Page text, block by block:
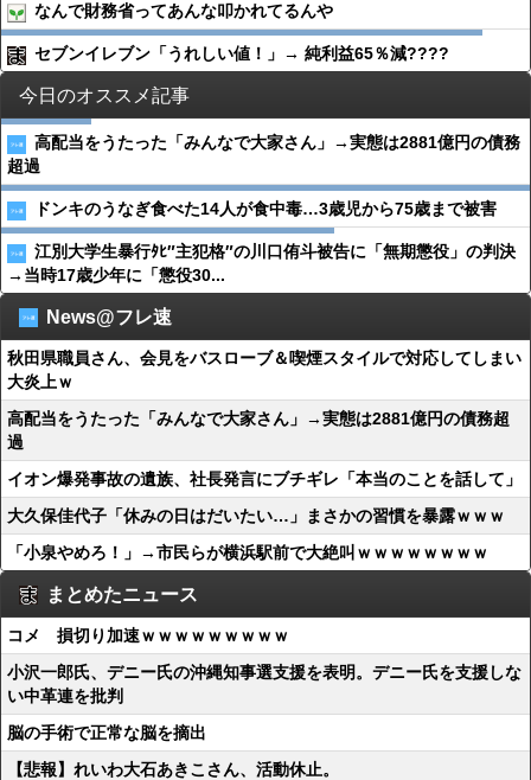
なんで財務省ってあんな叩かれてるんや
セブンイレブン「うれしい値！」→ 純利益65％減????
今日のオススメ記事
高配当をうたった「みんなで大家さん」→実態は2881億円の債務
超過
ドンキのうなぎ食べた14人が食中毒…3歳児から75歳まで被害
江別大学生暴行ﾀﾋ″主犯格″の川口侑斗被告に「無期懲役」の判決
→当時17歳少年に「懲役30...
News@フレ速
秋田県職員さん、会見をバスローブ＆喫煙スタイルで対応してしまい
大炎上ｗ
高配当をうたった「みんなで大家さん」→実態は2881億円の債務超
過
イオン爆発事故の遺族、社長発言にブチギレ「本当のことを話して」
大久保佳代子「休みの日はだいたい…」まさかの習慣を暴露ｗｗｗ
「小泉やめろ！」→市民らが横浜駅前で大絶叫ｗｗｗｗｗｗｗｗ
まとめたニュース
コメ 損切り加速ｗｗｗｗｗｗｗｗｗ
小沢一郎氏、デニー氏の沖縄知事選支援を表明。デニー氏を支援しな
い中革連を批判
脳の手術で正常な脳を摘出
【悲報】れいわ大石あきこさん、活動休止。